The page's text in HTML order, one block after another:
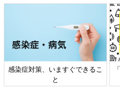
ん・
日本外来小児科学会リーフ